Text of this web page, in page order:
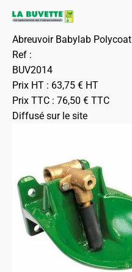
Abreuvoir Babylab Polycoat
Ref :
BUV2014
Prix HT : 63,75 € HT
Prix TTC : 76,50 € TTC
Diffusé sur le site